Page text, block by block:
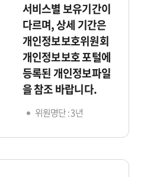
서비스별 보유기간이
다르며, 상세 기간은
개인정보보호위원회
개인정보보호 포털에
등록된 개인정보파일
을 참조 바랍니다.
위원명단 : 3년